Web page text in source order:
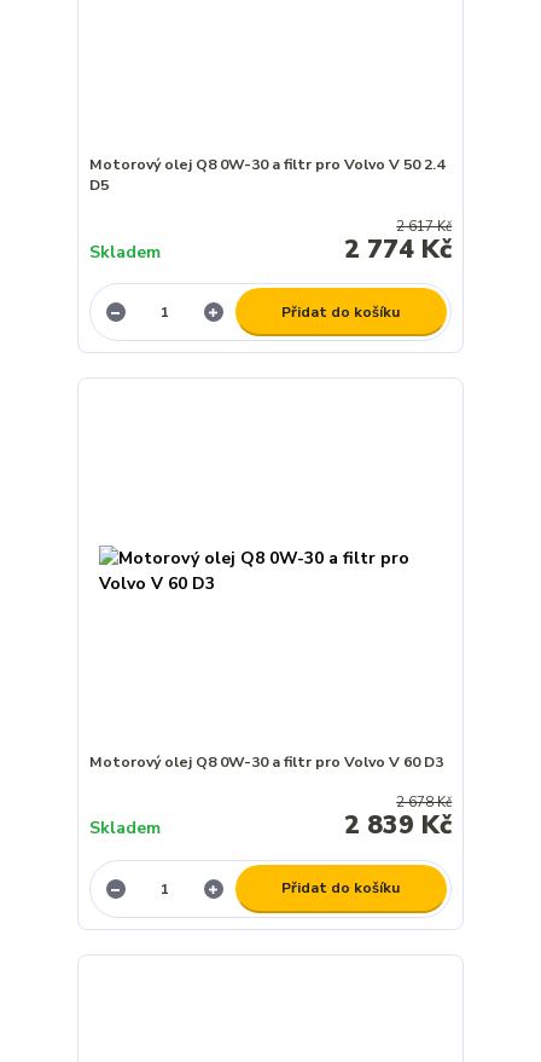
Motorový olej Q8 0W-30 a filtr pro Volvo V 50 2.4
D5
2 617 Kč
2 774 Kč
Skladem
Přidat do košíku
Motorový olej Q8 0W-30 a filtr pro Volvo V 60 D3
2 678 Kč
2 839 Kč
Skladem
Přidat do košíku